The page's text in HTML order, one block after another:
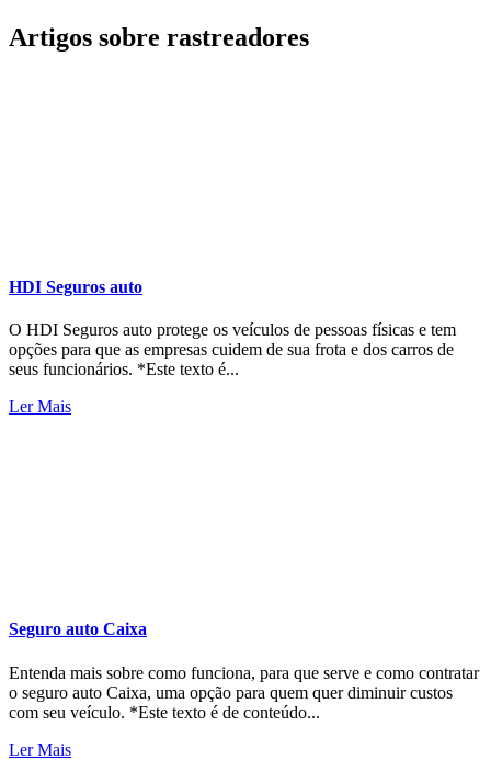
Artigos sobre rastreadores
HDI Seguros auto
O HDI Seguros auto protege os veículos de pessoas físicas e tem
opções para que as empresas cuidem de sua frota e dos carros de
seus funcionários. *Este texto é...
Ler Mais
Seguro auto Caixa
Entenda mais sobre como funciona, para que serve e como contratar
o seguro auto Caixa, uma opção para quem quer diminuir custos
com seu veículo. *Este texto é de conteúdo...
Ler Mais